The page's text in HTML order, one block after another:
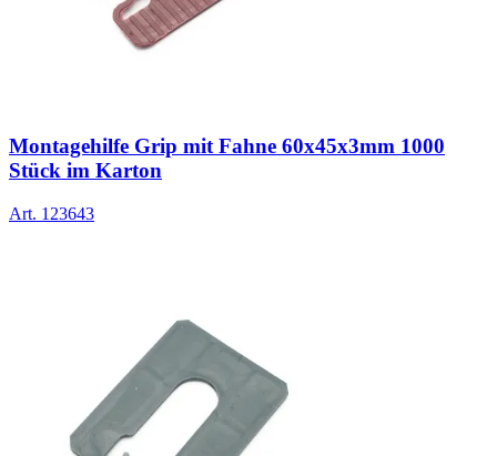
Montagehilfe Grip mit Fahne 60x45x3mm 1000
Stück im Karton
Art. 123643